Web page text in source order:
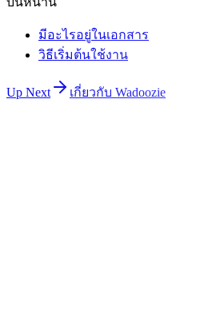
มีอะไรอยู่ในเอกสาร
วิธีเริ่มต้นใช้งาน
Up Next เกี่ยวกับ Wadoozie